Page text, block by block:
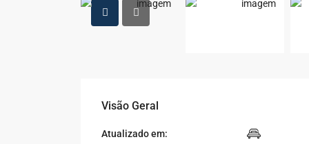
Visão Geral
Atualizado em: